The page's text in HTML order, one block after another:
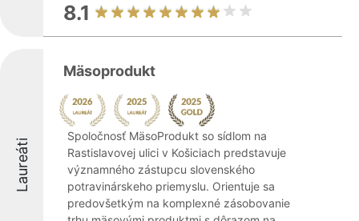
8.1
Laureáti
Mäsoprodukt
Spoločnosť MäsoProdukt so sídlom na
Rastislavovej ulici v Košiciach predstavuje
významného zástupcu slovenského
potravinárskeho priemyslu. Orientuje sa
predovšetkým na komplexné zásobovanie